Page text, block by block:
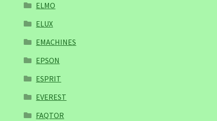
ELMO
ELUX
EMACHINES
EPSON
ESPRIT
EVEREST
FAQTOR